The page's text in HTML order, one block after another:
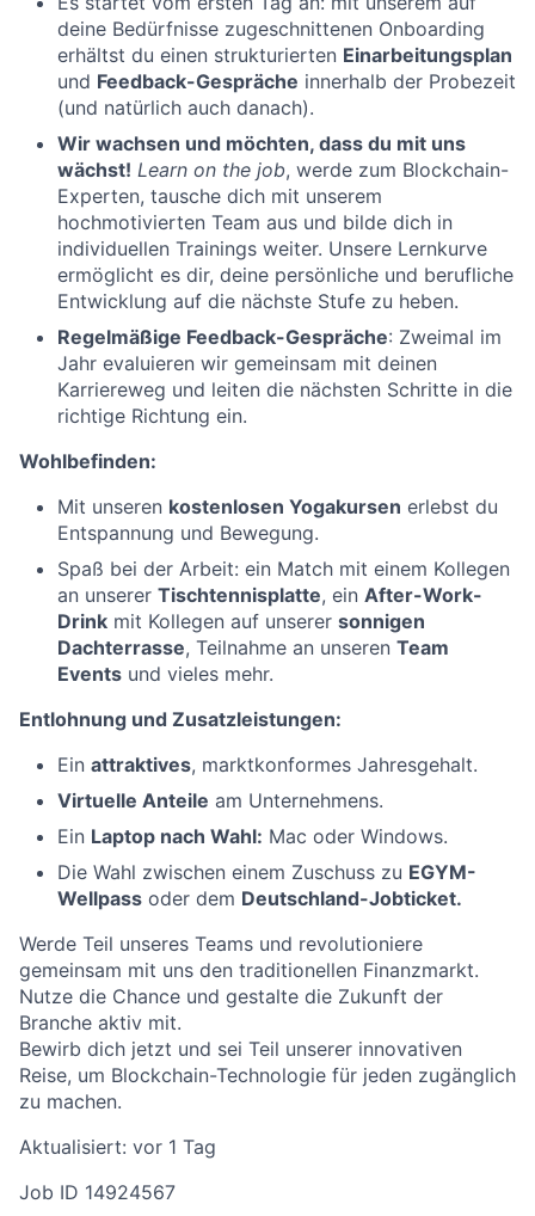
deine Bedürfnisse zugeschnittenen Onboarding
erhältst du einen strukturierten Einarbeitungsplan
und Feedback-Gespräche innerhalb der Probezeit
(und natürlich auch danach).
Wir wachsen und möchten, dass du mit uns
wächst! Learn on the job, werde zum Blockchain-
Experten, tausche dich mit unserem
hochmotivierten Team aus und bilde dich in
individuellen Trainings weiter. Unsere Lernkurve
ermöglicht es dir, deine persönliche und berufliche
Entwicklung auf die nächste Stufe zu heben.
Regelmäßige Feedback-Gespräche: Zweimal im
Jahr evaluieren wir gemeinsam mit deinen
Karriereweg und leiten die nächsten Schritte in die
richtige Richtung ein.
Wohlbefinden:
Mit unseren kostenlosen Yogakursen erlebst du
Entspannung und Bewegung.
Spaß bei der Arbeit: ein Match mit einem Kollegen
an unserer Tischtennisplatte, ein After-Work-
Drink mit Kollegen auf unserer sonnigen
Dachterrasse, Teilnahme an unseren Team
Events und vieles mehr.
Entlohnung und Zusatzleistungen:
Ein attraktives, marktkonformes Jahresgehalt.
Virtuelle Anteile am Unternehmens.
Ein Laptop nach Wahl: Mac oder Windows.
Die Wahl zwischen einem Zuschuss zu EGYM-
Wellpass oder dem Deutschland-Jobticket.
Werde Teil unseres Teams und revolutioniere
gemeinsam mit uns den traditionellen Finanzmarkt.
Nutze die Chance und gestalte die Zukunft der
Branche aktiv mit.
Bewirb dich jetzt und sei Teil unserer innovativen
Reise, um Blockchain-Technologie für jeden zugänglich
zu machen.
Aktualisiert: vor 1 Tag
Job ID 14924567